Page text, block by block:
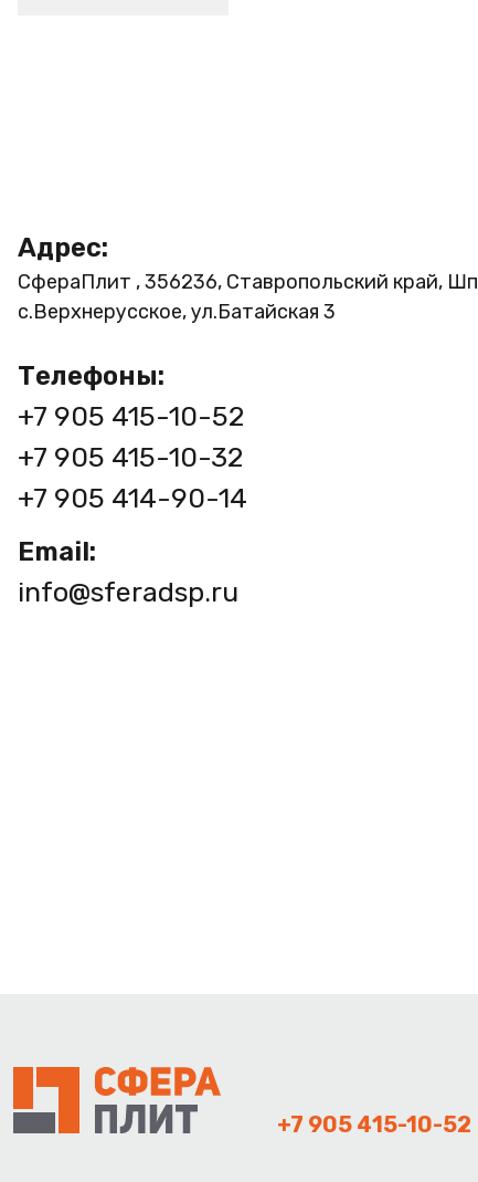
Адрес:
СфераПлит , 356236, Ставропольский край,
с.Верхнерусское, ул.Батайская 3
Телефоны:
+7 905 415-10-52
+7 905 415-10-32
+7 905 414-90-14
Email:
info@sferadsp.ru
+7 905 415-10-52